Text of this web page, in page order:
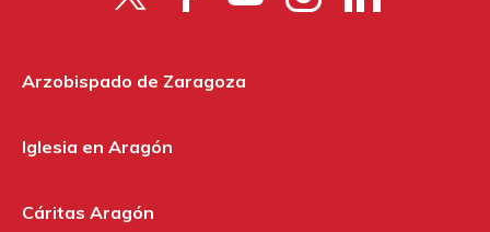
Arzobispado de Zaragoza
Iglesia en Aragón
Cáritas Aragón